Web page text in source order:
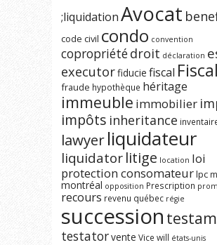
;liquidationAvocat
code civil condo convention
copropriétédroit déclaration
executorfiducie fiscal
fraude hypothèque héritage
immeuble immobilier
impôts inheritance
lawyerliquidateur
liquidatorlitige location loi
protection consomateurlpc
montréal opposition Prescription
recours revenu québec régie
succession
testatorvente Vice will états-unis